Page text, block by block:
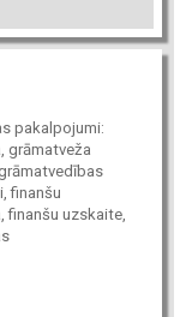
pakalpojumi:
grāmatveža
finanšu
finanšu uzskaite,